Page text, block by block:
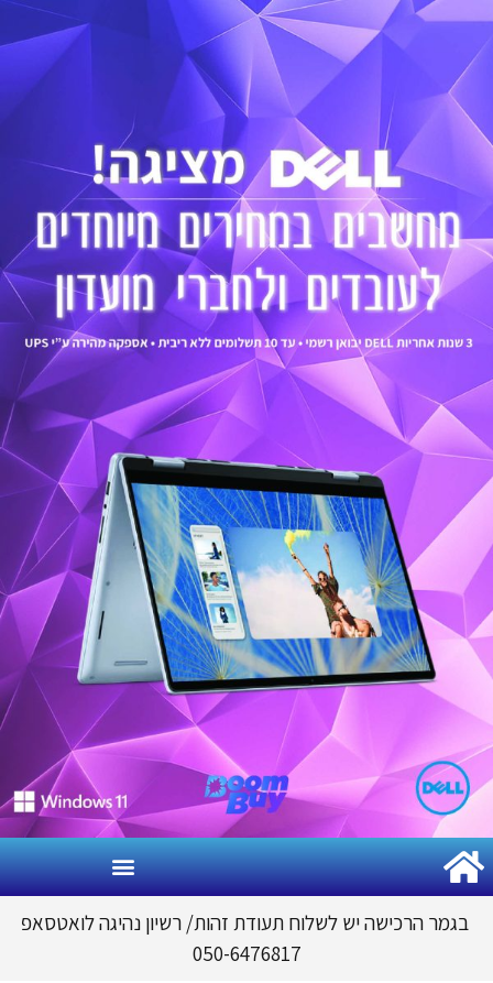
הרכישה יש לשלוח תעודת זהות/רשיון נהיגה לואטסאפ
050-6476817